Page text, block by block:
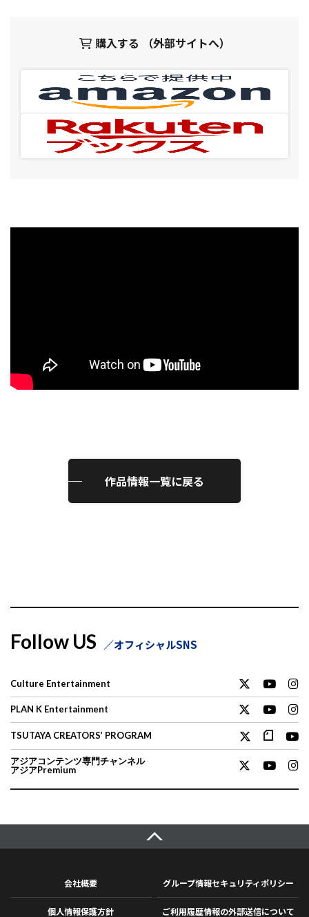
購入する （外部サイトへ）
作品情報一覧に戻る
Follow US オフィシャルSNS
Culture Entertainment
PLAN K Entertainment
TSUTAYA CREATORS’ PROGRAM
アジアコンテンツ専門チャンネル
アジアPremium
会社概要 グループ情報セキュリティポリシー
個人情報保護方針 ご利用履歴情報の外部送信について